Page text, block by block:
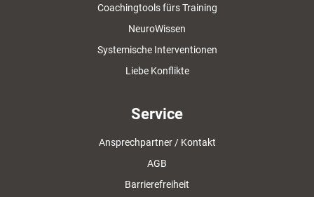
Coachingtools fürs Training
NeuroWissen
Systemische Interventionen
Liebe Konflikte
Service
Ansprechpartner / Kontakt
AGB
Barrierefreiheit